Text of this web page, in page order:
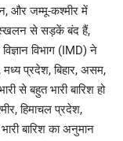
और जम्मू-कश्मीर में
से सड़कें बंद हैं,
विभाग (IMD) ने
प्रदेश, बिहार, असम,
से बहुत भारी बारिश हो
हिमाचल प्रदेश,
बारिश का अनुमान